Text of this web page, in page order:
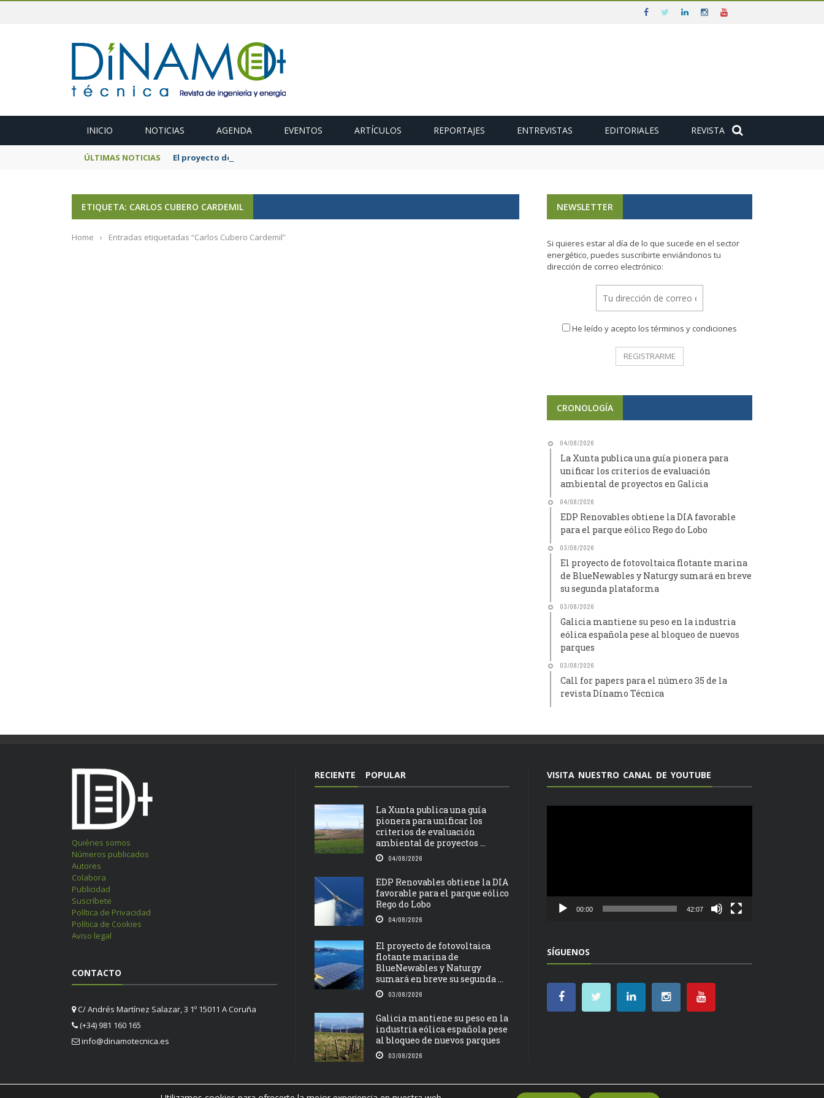
INICIO NOTICIAS AGENDA EVENTOS ARTÍCULOS REPORTAJES ENTREVISTAS EDITORIALES REVISTA
ÚLTIMAS NOTICIAS El proyecto de fotovoltaica flotante marina de BlueNewables y Naturgy sumará en breve su segunda plataforma
ETIQUETA: CARLOS CUBERO CARDEMIL
Home › Entradas etiquetadas “Carlos Cubero Cardemil”
NEWSLETTER
Si quieres estar al día de lo que sucede en el sector
energético, puedes suscribirte enviándonos tu
dirección de correo electrónico:
He leído y acepto los términos y condiciones
CRONOLOGÍA
04/08/2026
La Xunta publica una guía pionera para
unificar los criterios de evaluación
ambiental de proyectos en Galicia
04/08/2026
EDP Renovables obtiene la DIA favorable
para el parque eólico Rego do Lobo
03/08/2026
El proyecto de fotovoltaica flotante marina
de BlueNewables y Naturgy sumará en breve
su segunda plataforma
03/08/2026
Galicia mantiene su peso en la industria
eólica española pese al bloqueo de nuevos
parques
03/08/2026
Call for papers para el número 35 de la
revista Dínamo Técnica
Quiénes somos
Números publicados
Autores
Colabora
Publicidad
Suscríbete
Política de Privacidad
Política de Cookies
Aviso legal
CONTACTO
C/ Andrés Martínez Salazar, 3 1º 15011 A Coruña
(+34) 981 160 165
info@dinamotecnica.es
RECIENTE POPULAR
La Xunta publica una guía
pionera para unificar los
criterios de evaluación
ambiental de proyectos ...
04/08/2026
EDP Renovables obtiene la DIA
favorable para el parque eólico
Rego do Lobo
04/08/2026
El proyecto de fotovoltaica
flotante marina de
BlueNewables y Naturgy
sumará en breve su segunda ...
03/08/2026
Galicia mantiene su peso en la
industria eólica española pese
al bloqueo de nuevos parques
03/08/2026
VISITA NUESTRO CANAL DE YOUTUBE
00:00 42:07
SÍGUENOS